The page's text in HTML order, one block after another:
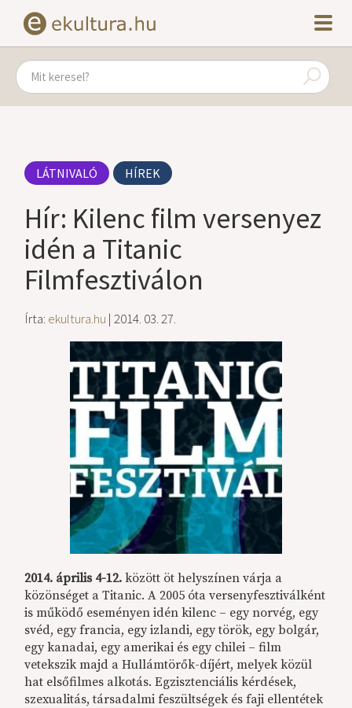
LÁTNIVALÓ HÍREK
Hír: Kilenc film versenyez
idén a Titanic
Filmfesztiválon
Írta: ekultura.hu | 2014. 03. 27.
2014. április 4-12. között öt helyszínen várja a
közönséget a Titanic. A 2005 óta versenyfesztiválként
is működő eseményen idén kilenc – egy norvég, egy
svéd, egy francia, egy izlandi, egy török, egy bolgár,
egy kanadai, egy amerikai és egy chilei – film
vetekszik majd a Hullámtörők-díjért, melyek közül
hat elsőfilmes alkotás. Egzisztenciális kérdések,
szexualitás, társadalmi feszültségek és faji ellentétek